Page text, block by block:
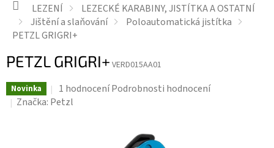
Domů
LEZENÍ
LEZECKÉ KARABINY, JISTÍTKA A OSTATNÍ
Jištění a slaňování
Poloautomatická jistítka
PETZL GRIGRI+
PETZL GRIGRI+ VERD015AA01
Novinka
Průměrné
hodnocení
1 hodnocení Podrobnosti hodnocení
Značka: Petzl